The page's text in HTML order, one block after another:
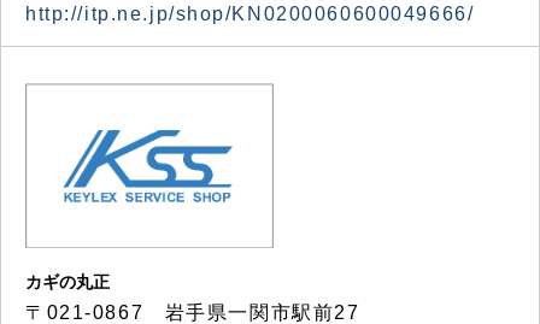
http://itp.ne.jp/shop/KN0200060600049666/
カギの丸正
〒021-0867 岩手県一関市駅前27